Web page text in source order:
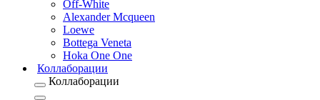
Off-White
Alexander Mcqueen
Loewe
Bottega Veneta
Hoka One One
Коллаборации
Коллаборации